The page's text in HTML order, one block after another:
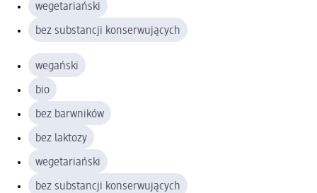
wegetariański
bez substancji konserwujących
wegański
bio
bez barwników
bez laktozy
wegetariański
bez substancji konserwujących